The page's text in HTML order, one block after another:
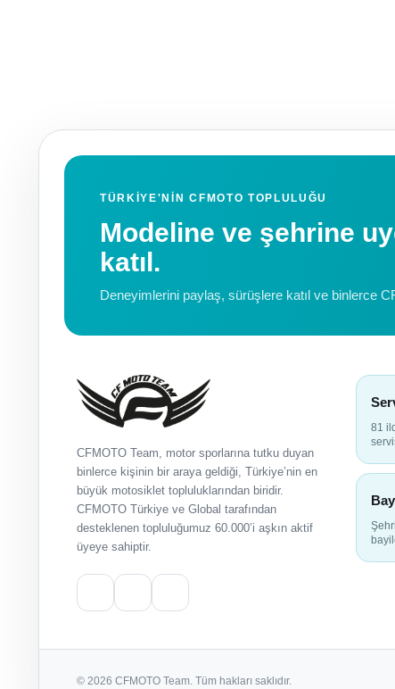
TÜRKIYE'NIN CFMOTO TOPLULUĞU
Modeline ve şehrine
katıl.
Deneyimlerini paylaş, sürüşlere katıl ve binlerce
CFMOTO Team, motor sporlarına tutku duyan
binlerce kişinin bir araya geldiği, Türkiye’nin en
büyük motosiklet topluluklarından biridir.
CFMOTO Türkiye ve Global tarafından
desteklenen topluluğumuz 60.000’i aşkın aktif
üyeye sahiptir.
81
© 2026 CFMOTO Team. Tüm hakları saklıdır.